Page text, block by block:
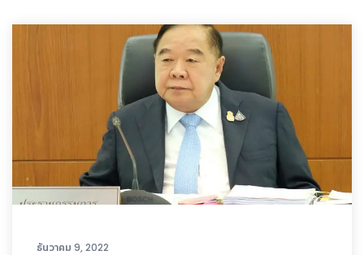
ธันวาคม 9, 2022